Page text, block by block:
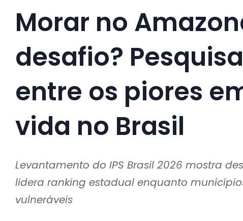
Morar no
desafio?
entre os piores
vida no Brasil
Levantamento do IPS Brasil 2026 mostra
lidera ranking estadual enquanto
vulneráveis